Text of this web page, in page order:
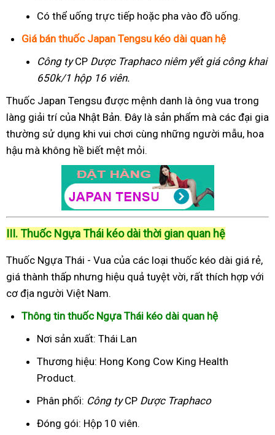
Có thể uống trực tiếp hoặc pha vào đồ uống.
Giá bán thuốc Japan Tengsu kéo dài quan hệ
Công tyCP Dược Traphaconiêm yết giá công khai
650k/1 hộp 16 viên.
Thuốc Japan Tengsu được mệnh danh là ông vua trong
làng giải trí của Nhật Bản. Đây là sản phẩm mà các đại gia
thường sử dụng khi vui chơi cùng những người mẫu, hoa
hậu mà không hề biết mệt mỏi.
III. Thuốc Ngựa Thái kéo dài thời gian quan hệ
Thuốc Ngựa Thái - Vua của các loại thuốc kéo dài giá rẻ,
giá thành thấp nhưng hiệu quả tuyệt vời, rất thích hợp với
cơ địa người Việt Nam.
Thông tin thuốc Ngựa Thái kéo dài quan hệ
Nơi sản xuất: Thái Lan
Thương hiệu: Hong Kong Cow King Health
Product.
Phân phối: Công tyCP Dược Traphaco
Đóng gói: Hộp 10 viên.